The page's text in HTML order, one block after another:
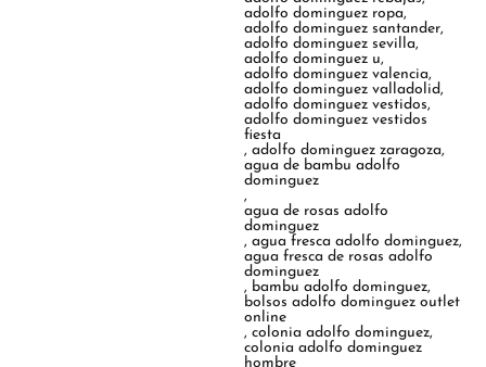
adolfo dominguez ropa,
adolfo dominguez santander,
adolfo dominguez sevilla,
adolfo dominguez u,
adolfo dominguez valencia,
adolfo dominguez valladolid,
adolfo dominguez vestidos,
adolfo dominguez vestidos
fiesta
, adolfo dominguez zaragoza,
agua de bambu adolfo
dominguez
,
agua de rosas adolfo
dominguez
, agua fresca adolfo dominguez,
agua fresca de rosas adolfo
dominguez
, bambu adolfo dominguez,
bolsos adolfo dominguez outlet
online
, colonia adolfo dominguez,
colonia adolfo dominguez
hombre